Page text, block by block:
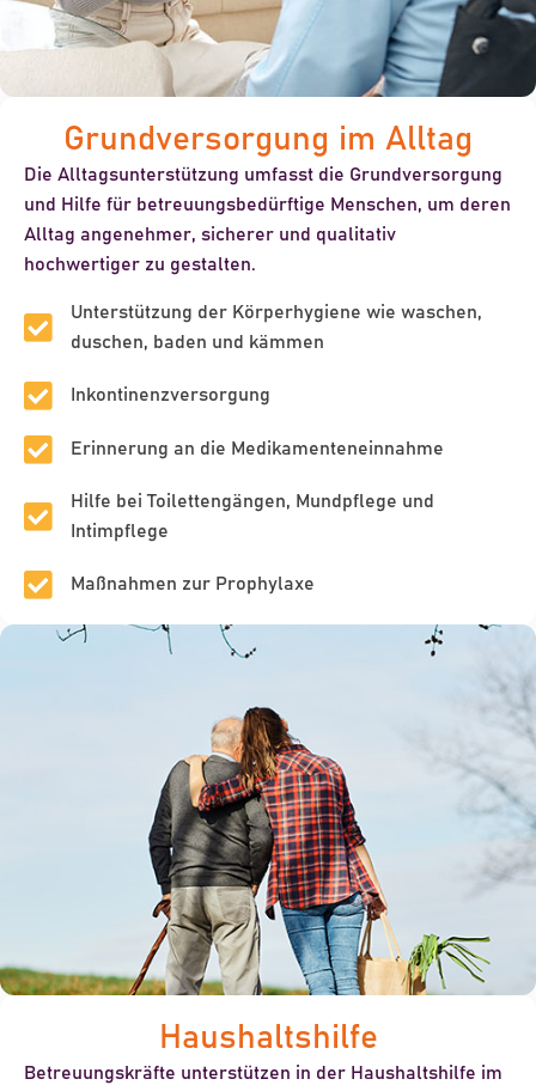
Grundversorgung im Alltag
Die Alltagsunterstützung umfasst die Grundversorgung
und Hilfe für betreuungsbedürftige Menschen, um deren
Alltag angenehmer, sicherer und qualitativ
hochwertiger zu gestalten.
Unterstützung der Körperhygiene wie waschen,
duschen, baden und kämmen
Inkontinenzversorgung
Erinnerung an die Medikamenteneinnahme
Hilfe bei Toilettengängen, Mundpflege und
Intimpflege
Maßnahmen zur Prophylaxe
Haushaltshilfe
Betreuungskräfte unterstützen in der Haushaltshilfe im